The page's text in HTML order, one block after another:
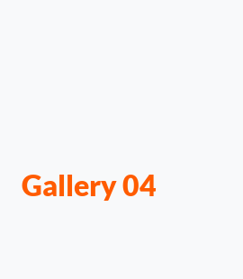
Gallery 04